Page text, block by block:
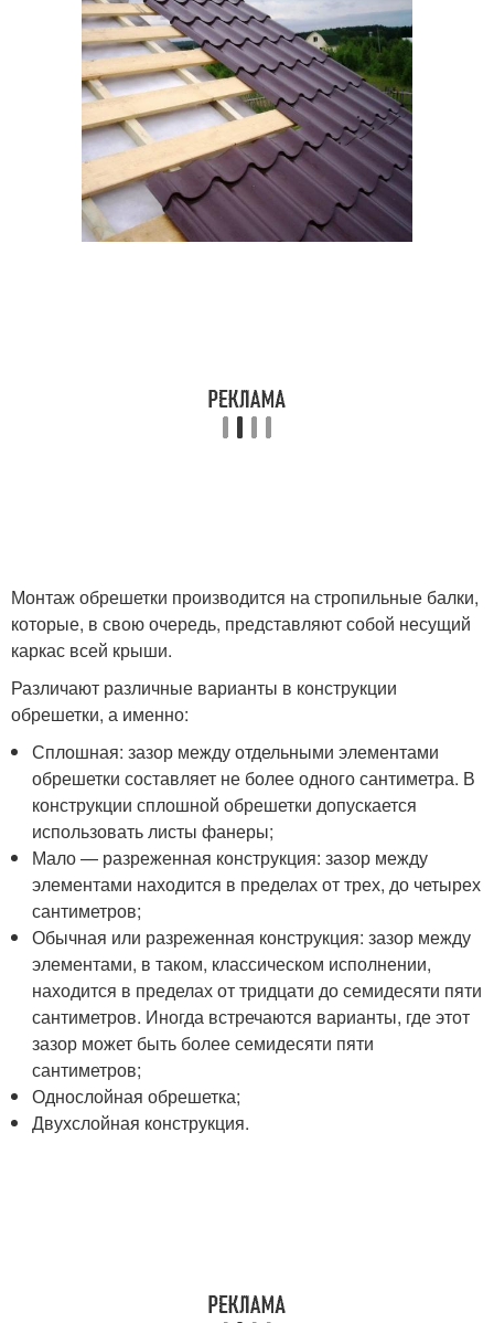
Монтаж обрешетки производится на стропильные балки,
которые, в свою очередь, представляют собой несущий
каркас всей крыши.
Различают различные варианты в конструкции
обрешетки, а именно:
Сплошная: зазор между отдельными элементами
обрешетки составляет не более одного сантиметра. В
конструкции сплошной обрешетки допускается
использовать листы фанеры;
Мало — разреженная конструкция: зазор между
элементами находится в пределах от трех, до четырех
сантиметров;
Обычная или разреженная конструкция: зазор между
элементами, в таком, классическом исполнении,
находится в пределах от тридцати до семидесяти пяти
сантиметров. Иногда встречаются варианты, где этот
зазор может быть более семидесяти пяти
сантиметров;
Однослойная обрешетка;
Двухслойная конструкция.